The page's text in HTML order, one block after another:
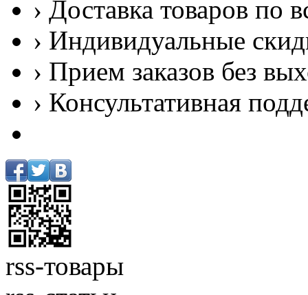
› Доставка товаров по
› Индивидуальные
› Прием заказов без
› Консультативная
rss-товары